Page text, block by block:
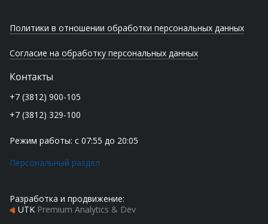
Политики в отношении обработки персональных данных
Согласие на обработку персональных данных
Контакты
+7 (3812) 900-105
+7 (3812) 329-100
Режим работы: с 07:55 до 20:05
Персональный раздел
Разработка и продвижение:
UTK Premium Analytics & Dev